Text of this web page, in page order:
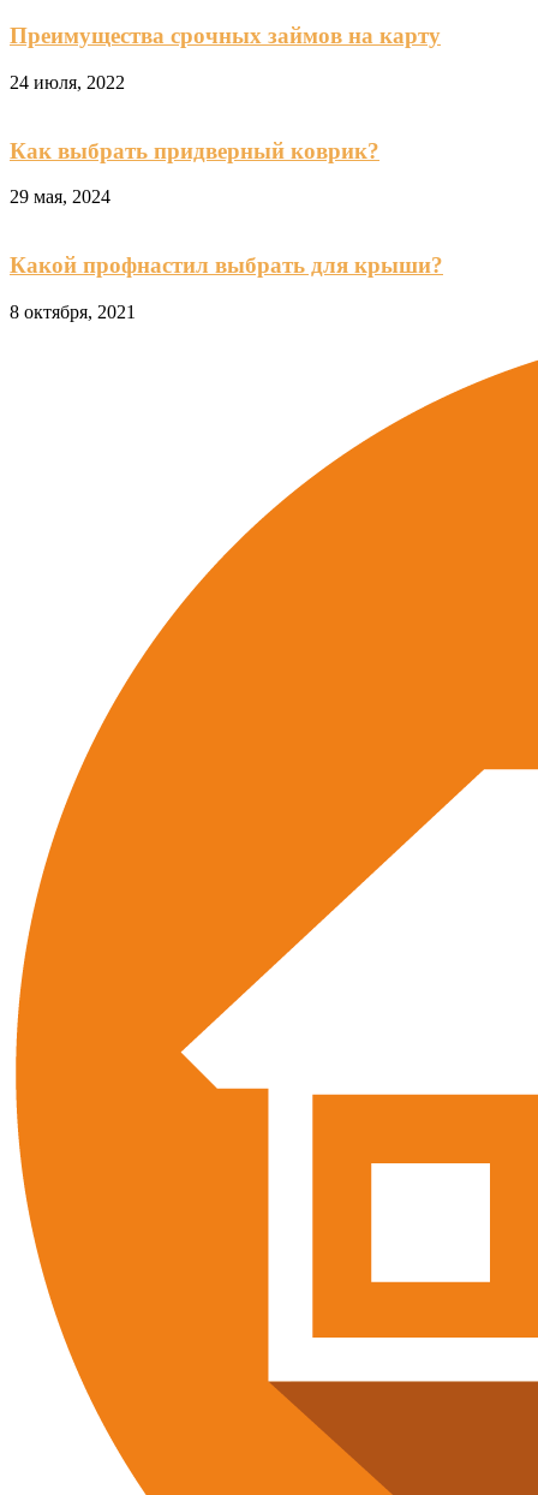
Преимущества срочных займов на карту
24 июля, 2022
Как выбрать придверный коврик?
29 мая, 2024
Какой профнастил выбрать для крыши?
8 октября, 2021